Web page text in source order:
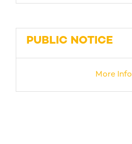
PUBLIC NOTICE
More Info